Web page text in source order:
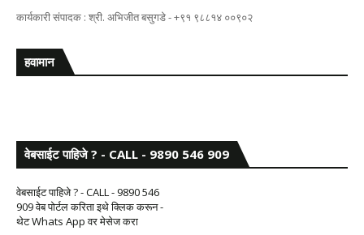
कार्यकारी संपादक : श्री. अभिजीत बसुगडे - +९१ ९८८१४ ००९०२
हवामान
वेबसाईट पाहिजे ? - CALL - 9890 546 909
वेबसाईट पाहिजे ? - CALL - 9890 546
909 वेब पोर्टल करिता इथे क्लिक करून -
थेट Whats App वर मेसेज करा